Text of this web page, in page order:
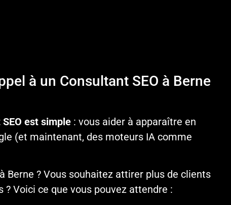
à un Consultant SEO à Berne
est simple : vous aider à apparaître en
(et maintenant, des moteurs IA comme
Berne ? Vous souhaitez attirer plus de clients
? Voici ce que vous pouvez attendre :